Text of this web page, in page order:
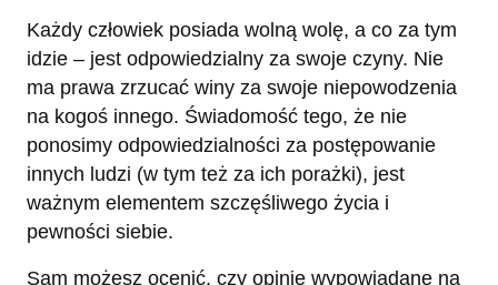
Każdy człowiek posiada wolną wolę, a co za tym
idzie – jest odpowiedzialny za swoje czyny. Nie
ma prawa zrzucać winy za swoje niepowodzenia
na kogoś innego. Świadomość tego, że nie
ponosimy odpowiedzialności za postępowanie
innych ludzi (w tym też za ich porażki), jest
ważnym elementem szczęśliwego życia i
pewności siebie.
Sam możesz ocenić, czy opinie wypowiadane na